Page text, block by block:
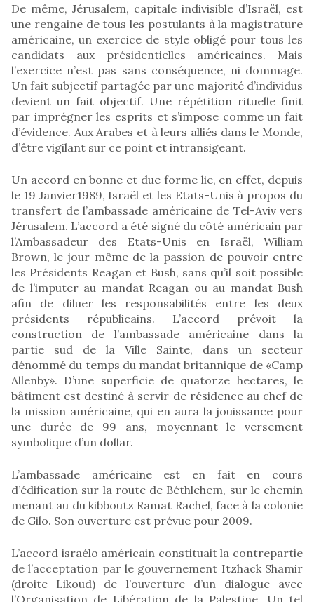
De même, Jérusalem, capitale indivisible d’Israël, est
une rengaine de tous les postulants à la magistrature
américaine, un exercice de style obligé pour tous les
candidats aux présidentielles américaines. Mais
l’exercice n’est pas sans conséquence, ni dommage.
Un fait subjectif partagée par une majorité d’individus
devient un fait objectif. Une répétition rituelle finit
par imprégner les esprits et s’impose comme un fait
d’évidence. Aux Arabes et à leurs alliés dans le Monde,
d’être vigilant sur ce point et intransigeant.
Un accord en bonne et due forme lie, en effet, depuis
le 19 Janvier1989, Israël et les Etats-Unis à propos du
transfert de l’ambassade américaine de Tel-Aviv vers
Jérusalem. L’accord a été signé du côté américain par
l’Ambassadeur des Etats-Unis en Israël, William
Brown, le jour même de la passion de pouvoir entre
les Présidents Reagan et Bush, sans qu’il soit possible
de l’imputer au mandat Reagan ou au mandat Bush
afin de diluer les responsabilités entre les deux
présidents républicains. L’accord prévoit la
construction de l’ambassade américaine dans la
partie sud de la Ville Sainte, dans un secteur
dénommé du temps du mandat britannique de «Camp
Allenby». D’une superficie de quatorze hectares, le
bâtiment est destiné à servir de résidence au chef de
la mission américaine, qui en aura la jouissance pour
une durée de 99 ans, moyennant le versement
symbolique d’un dollar.
L’ambassade américaine est en fait en cours
d’édification sur la route de Béthlehem, sur le chemin
menant au du kibboutz Ramat Rachel, face à la colonie
de Gilo. Son ouverture est prévue pour 2009.
L’accord israélo américain constituait la contrepartie
de l’acceptation par le gouvernement Itzhack Shamir
(droite Likoud) de l’ouverture d’un dialogue avec
l’Organisation de Libération de la Palestine. Un tel